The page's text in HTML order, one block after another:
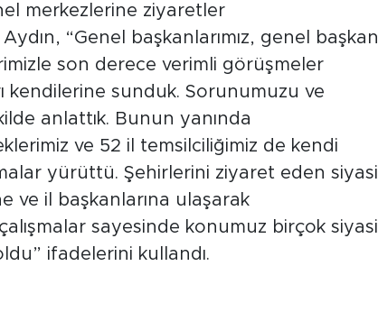
merkezlerine ziyaretler
“Genel başkanlarımız, genel başkan
son derece verimli görüşmeler
kendilerine sunduk. Sorunumuzu ve
anlattık. Bunun yanında
ve 52 il temsilciliğimiz de kendi
yürüttü. Şehirlerini ziyaret eden siyasi
ve il başkanlarına ulaşarak
sayesinde konumuz birçok siyasi
ifadelerini kullandı.